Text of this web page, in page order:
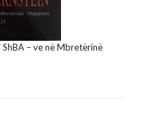
ShBA – ve në Mbretërinë